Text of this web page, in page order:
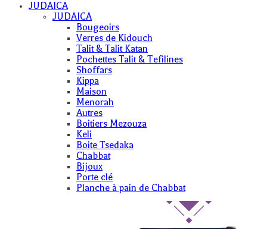
JUDAICA
JUDAICA
Bougeoirs
Verres de Kidouch
Talit & Talit Katan
Pochettes Talit & Tefilines
Shoffars
Kippa
Maison
Menorah
Autres
Boitiers Mezouza
Keli
Boite Tsedaka
Chabbat
Bijoux
Porte clé
Planche à pain de Chabbat